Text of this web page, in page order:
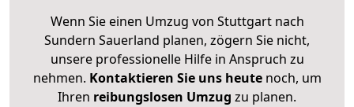
Wenn Sie einen Umzug von Stuttgart nach
Sundern Sauerland planen, zögern Sie nicht,
unsere professionelle Hilfe in Anspruch zu
nehmen. Kontaktieren Sie uns heutenoch, um
Ihren reibungslosen Umzug zu planen.